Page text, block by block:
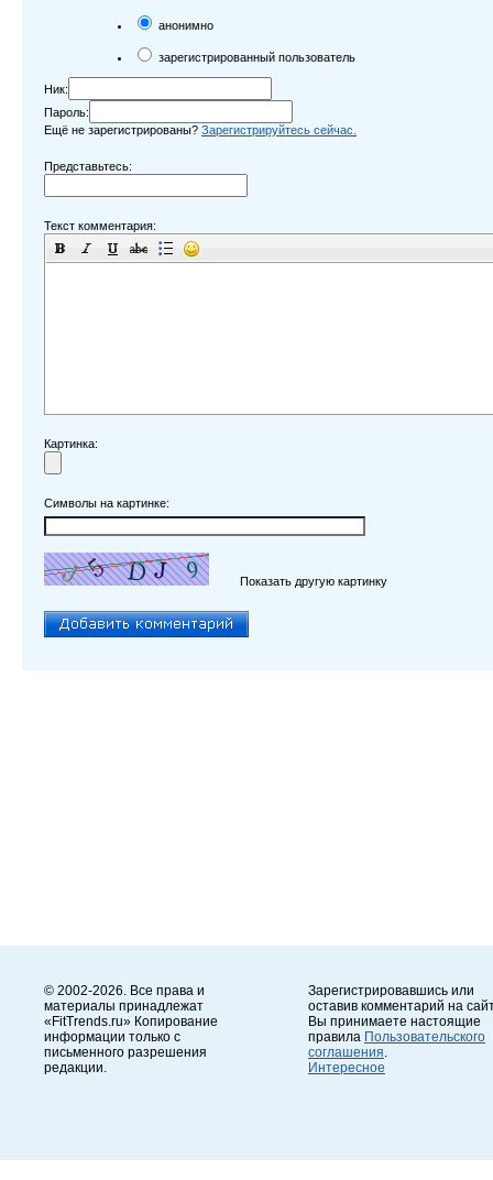
анонимно
зарегистрированный пользователь
Ник:
Пароль:
Ещё не зарегистрированы? Зарегистрируйтесь сейчас.
Представьтесь:
Текст комментария:
Картинка:
Символы на картинке:
Показать другую картинку
© 2002-2026. Все права и
материалы принадлежат
«FitTrends.ru» Копирование
информации только с
письменного разрешения
редакции.
Зарегистрировавшись или
оставив комментарий на
Вы принимаете настоящие
правила Пользовательского
соглашения
Интересное